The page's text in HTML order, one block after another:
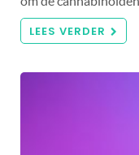
LEES VERDER